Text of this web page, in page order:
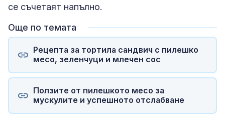
се съчетаят напълно.
Още по темата
Рецепта за тортила сандвич с пилешко
месо, зеленчуци и млечен сос
Ползите от пилешкото месо за
мускулите и успешното отслабване